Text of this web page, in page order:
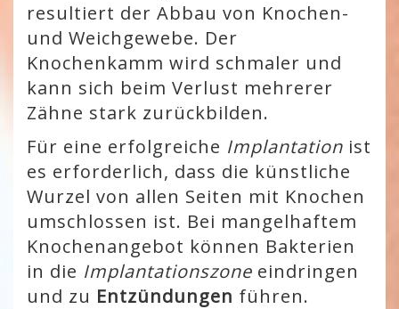
resultiert der Abbau von Knochen-
und Weichgewebe. Der
Knochenkamm wird schmaler und
kann sich beim Verlust mehrerer
Zähne stark zurückbilden.
Für eine erfolgreiche Implantation ist
es erforderlich, dass die künstliche
Wurzel von allen Seiten mit Knochen
umschlossen ist. Bei mangelhaftem
Knochenangebot können Bakterien
in die Implantationszone eindringen
und zu Entzündungen führen.